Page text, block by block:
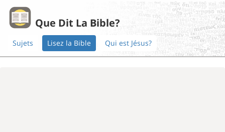
Que Dit La Bible?
Sujets Lisez la Bible Qui est Jésus?